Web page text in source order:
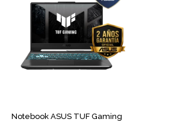
Notebook ASUS TUF Gaming